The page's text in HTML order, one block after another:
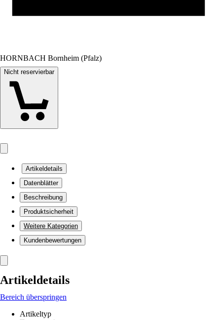
HORNBACH Bornheim (Pfalz)
Nicht reservierbar
Artikeldetails
Datenblätter
Beschreibung
Produktsicherheit
Weitere Kategorien
Kundenbewertungen
Artikeldetails
Bereich überspringen
Artikeltyp